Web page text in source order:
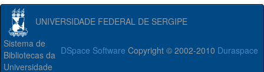
UNIVERSIDADE FEDERAL DE SERGIPE
DSpace Software Copyright © 2002-2010 Duraspace
Sistema de
Bibliotecas da
Universidade